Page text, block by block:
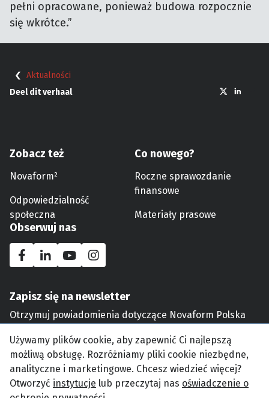
pełni opracowane, ponieważ budowa rozpocznie
się wkrótce.”
Aktualności
Deel dit verhaal
Zobacz też
Novaform²
Odpowiedzialność
społeczna
Co nowego?
Roczne sprawozdanie
finansowe
Materiały prasowe
Obserwuj nas
Zapisz się na newsletter
Otrzymuj powiadomienia dotyczące Novaform Polska
Wyślij
Używamy plików cookie, aby zapewnić Ci najlepszą
możliwą obsługę. Rozróżniamy pliki cookie niezbędne,
analityczne i marketingowe. Chcesz wiedzieć więcej?
Otworzyć instytucje lub przeczytaj nas oświadczenie o